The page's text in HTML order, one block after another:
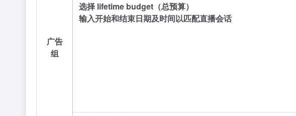
广告
组
选择 lifetime budget（总预算）
输入开始和结束日期及时间以匹配直播会话